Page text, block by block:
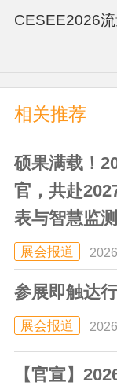
CESEE2026流
相关推荐
硕果满载！
官，共赴
表与智慧监
展会报道
参展即触达
展会报道
【官宣】